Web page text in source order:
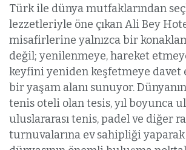
Türk ile dünya mutfaklarından
lezzetleriyle öne çıkan Ali Bey
misafirlerine yalnızca bir
değil; yenilenmeye, hareket
keyfini yeniden keşfetmeye davet
bir yaşam alanı sunuyor.
tenis oteli olan tesis, yıl boyunca
uluslararası tenis, padel ve diğer
turnuvalarına ev sahipliği